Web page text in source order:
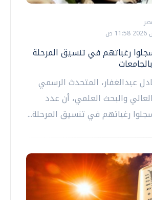
سجلوا رغباتهم في تنسيق المرحلة
عبدالغفار، المتحدث الرسمي
العالي والبحث العلمي، أن عدد
رغباتهم في تنسيق المرحلة...